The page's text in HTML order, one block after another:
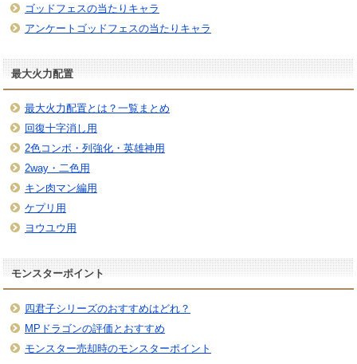
ゴッドフェスの当たりキャラ
アンケートゴッドフェスの当たりキャラ
最大火力配置
最大火力配置とは？一覧まとめ
回復十字消し用
2色コンボ・列強化・英雄神用
2way・二色用
キン肉マン編用
ケプリ用
ヨウユウ用
モンスターポイント
四君子シリーズのおすすめはどれ？
MPドラゴンの評価とおすすめ
モンスター売却時のモンスターポイント